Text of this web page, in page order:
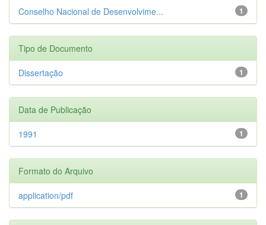
1
Conselho Nacional de Desenvolvime...
Tipo de Documento
1
Dissertação
Data de Publicação
1
1991
Formato do Arquivo
1
application/pdf